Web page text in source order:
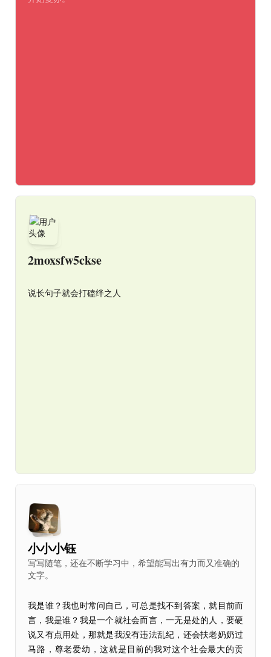
2moxsfw5ckse
说长句子就会打磕绊之人
小小小钰
写写随笔，还在不断学习中，希望能写出有力而又准确的
文字。
我是谁？我也时常问自己，可总是找不到答案，就目前而
言，我是谁？我是一个就社会而言，一无是处的人，要硬
说又有点用处，那就是我没有违法乱纪，还会扶老奶奶过
马路，尊老爱幼，这就是目前的我对这个社会最大的贡